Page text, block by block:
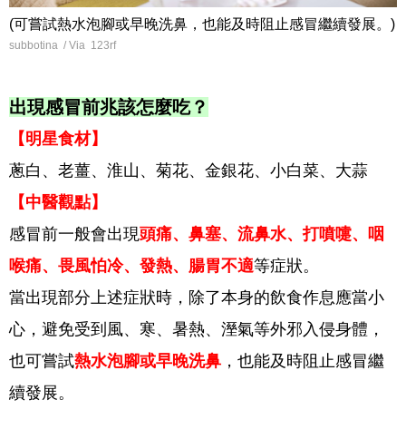
(可嘗試熱水泡腳或早晚洗鼻，也能及時阻止感冒繼續發展。)
subbotina / Via 123rf
出現感冒前兆該怎麼吃？
【明星食材】
蔥白、老薑、淮山、菊花、金銀花、小白菜、大蒜
【中醫觀點】
感冒前一般會出現頭痛、鼻塞、流鼻水、打噴嚏、咽
喉痛、畏風怕冷、發熱、腸胃不適等症狀。
當出現部分上述症狀時，除了本身的飲食作息應當小
心，避免受到風、寒、暑熱、溼氣等外邪入侵身體，
也可嘗試熱水泡腳或早晚洗鼻 ，也能及時阻止感冒繼
續發展。